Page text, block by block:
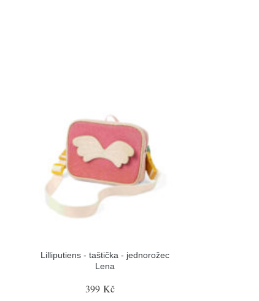
Lilliputiens - taštička - jednorožec
Lena
399 Kč